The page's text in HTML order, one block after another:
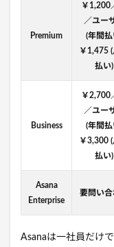
Premium
￥1,200
／ユー
(年間払
￥1,475 (
払い)
Business
￥2,700
／ユー
(年間払
￥3,300 (
払い)
Asana
Enterprise
要問い合
Asanaは一社員だけ